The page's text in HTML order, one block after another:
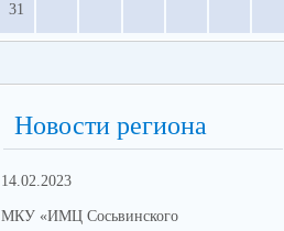
31
Новости региона
14.02.2023
МКУ «ИМЦ Сосьвинского